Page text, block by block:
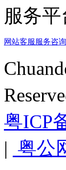
服务平
网站客服 服务咨询
粤ICP
| 粤公